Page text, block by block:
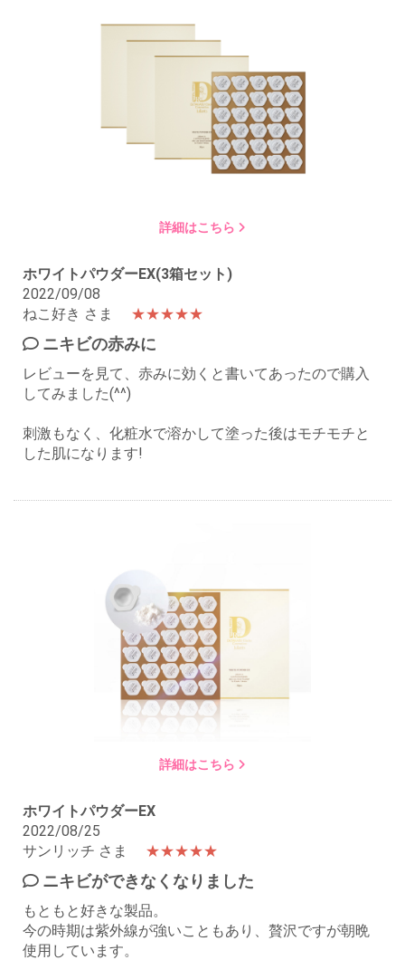
詳細はこちら
ホワイトパウダーEX(3箱セット)
2022/09/08
ねこ好き さま
★★★★★
ニキビの赤みに
レビューを見て、赤みに効くと書いてあったので購入
してみました(^^)
刺激もなく、化粧水で溶かして塗った後はモチモチと
した肌になります!
詳細はこちら
ホワイトパウダーEX
2022/08/25
サンリッチ さま
★★★★★
ニキビができなくなりました
もともと好きな製品。
今の時期は紫外線が強いこともあり、贅沢ですが朝晩
使用しています。